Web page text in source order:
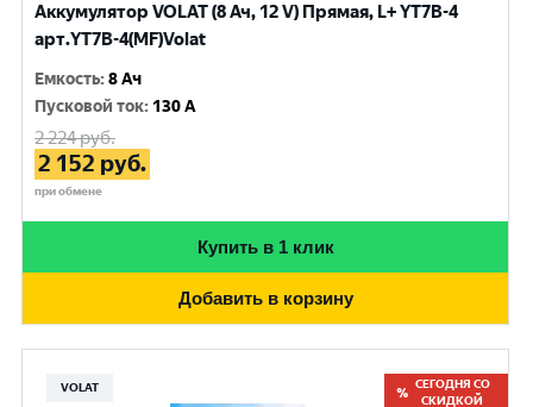
Аккумулятор VOLAT (8 Ач, 12 V) Прямая, L+ YT7B-4
арт.YT7B-4(MF)Volat
Емкость:8 Ач
Пусковой ток: 130 A
2 224руб.
2 152 руб.
при обмене
Купить в 1 клик
Добавить в корзину
VOLAT
СЕГОДНЯ СО
СКИДКОЙ